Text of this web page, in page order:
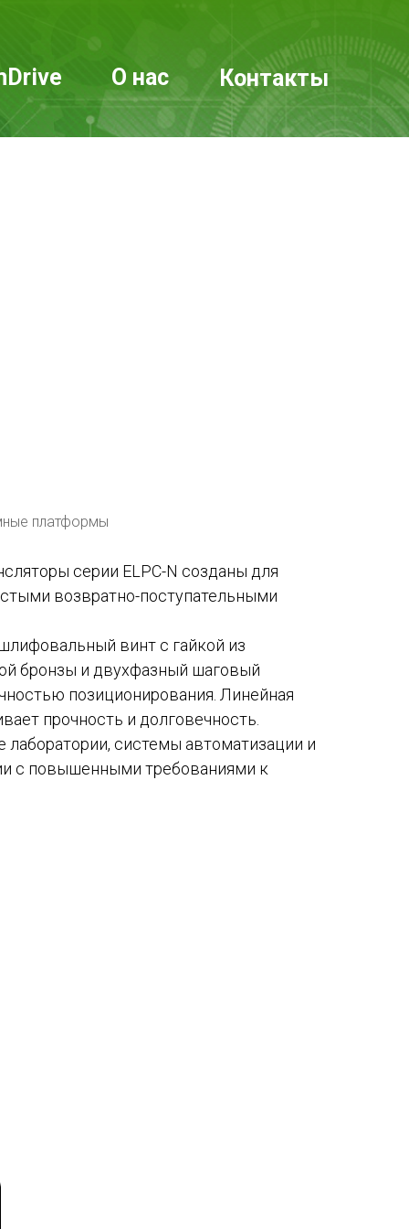
О нас Контакты
платформы
серии ELPC-N созданы для
возвратно-поступательными
винт с гайкой из
бронзы и двухфазный шаговый
позиционирования. Линейная
прочность и долговечность.
лаборатории, системы автоматизации и
с повышенными требованиями к